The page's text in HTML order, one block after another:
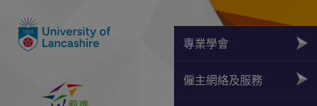
專業學會
僱主網絡及服務